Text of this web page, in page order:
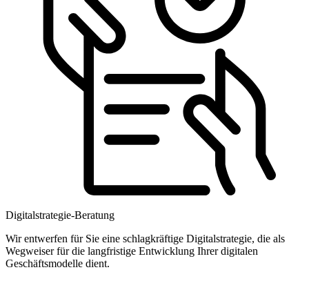
Digitalstrategie-Beratung
Wir entwerfen für Sie eine schlagkräftige Digitalstrategie, die als
Wegweiser für die langfristige Entwicklung Ihrer digitalen
Geschäftsmodelle dient.